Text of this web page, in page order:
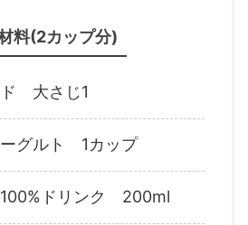
料(2カップ分)
大さじ1
グルト 1カップ
100%ドリンク 200ml